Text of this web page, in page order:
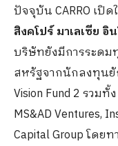
ปัจจุบัน CARRO เปิ
สิงคโปร์ มาเลเซีย อิ
บริษัทยังมีการระดม
สหรัฐจากนักลงทุน
Vision Fund 2 รวมทั้
MS&AD Ventures,
Capital Groupโดยท